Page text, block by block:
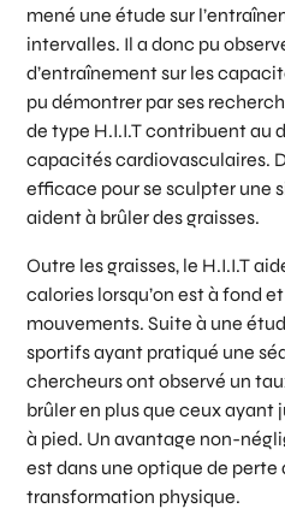
mené une étude sur
intervalles. Il a donc pu
d’entraînement sur les
pu démontrer par ses
de type H.I.I.T contribuent au
capacités cardiovasculaires.
efficace pour se sculpter une
aident à brûler des graisses.
Outre les graisses, le H.I.I.T
calories lorsqu’on est à fond
mouvements. Suite à une
sportifs ayant pratiqué une
chercheurs ont observé un
brûler en plus que ceux ayant
à pied. Un avantage non-
est dans une optique de perte
transformation physique.